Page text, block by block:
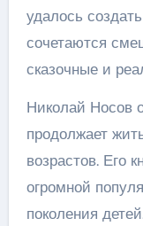
удалось
сочетаются
сказочные и
Николай Носов
продолжает
возрастов. Его
огромной
поколения